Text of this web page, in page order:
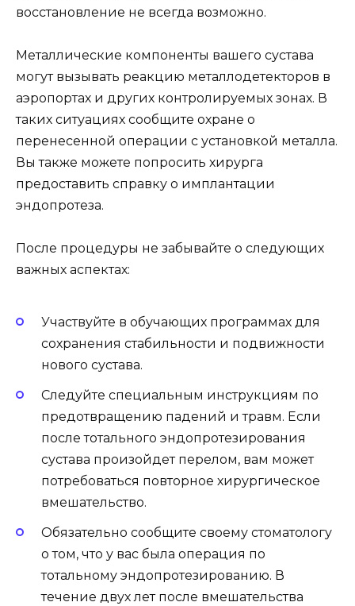
восстановление не всегда возможно.
Металлические компоненты вашего сустава
могут вызывать реакцию металлодетекторов в
аэропортах и других контролируемых зонах. В
таких ситуациях сообщите охране о
перенесенной операции с установкой металла.
Вы также можете попросить хирурга
предоставить справку о имплантации
эндопротеза.
После процедуры не забывайте о следующих
важных аспектах:
Участвуйте в обучающих программах для
сохранения стабильности и подвижности
нового сустава.
Следуйте специальным инструкциям по
предотвращению падений и травм. Если
после тотального эндопротезирования
сустава произойдет перелом, вам может
потребоваться повторное хирургическое
вмешательство.
Обязательно сообщите своему стоматологу
о том, что у вас была операция по
тотальному эндопротезированию. В
течение двух лет после вмешательства